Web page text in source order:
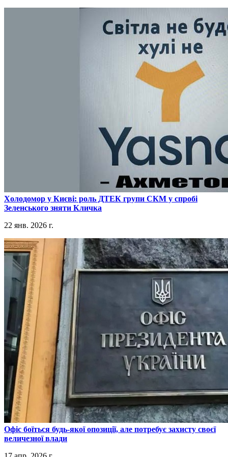
​Холодомор у Києві: роль ДТЕК групи СКМ у спробі
Зеленського зняти Кличка
22 янв. 2026 г.
​Офіс боїться будь-якої опозиції, але потребує захисту своєї
величезної влади